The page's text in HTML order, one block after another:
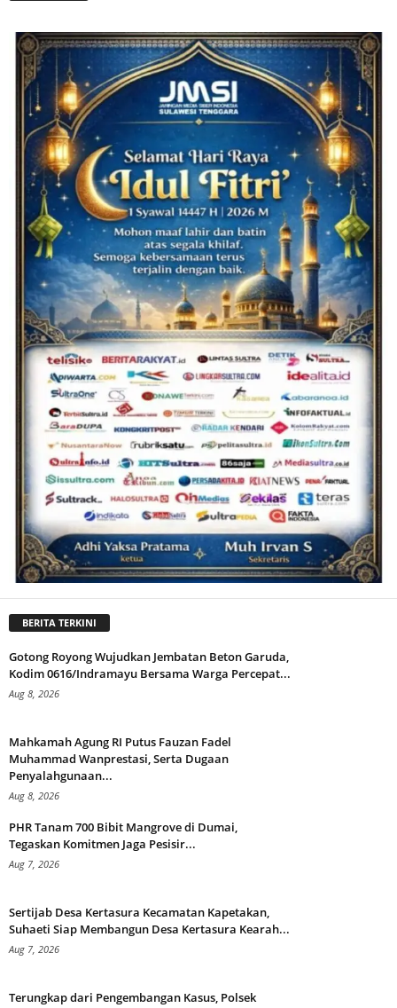
BERITA TERKINI
Gotong Royong Wujudkan Jembatan Beton Garuda,
Kodim 0616/Indramayu Bersama Warga Percepat...
Aug 8, 2026
Mahkamah Agung RI Putus Fauzan Fadel
Muhammad Wanprestasi, Serta Dugaan
Penyalahgunaan...
Aug 8, 2026
PHR Tanam 700 Bibit Mangrove di Dumai,
Tegaskan Komitmen Jaga Pesisir...
Aug 7, 2026
Sertijab Desa Kertasura Kecamatan Kapetakan,
Suhaeti Siap Membangun Desa Kertasura Kearah...
Aug 7, 2026
Terungkap dari Pengembangan Kasus, Polsek